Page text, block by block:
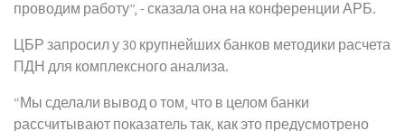
проводим работу”, - сказала она на конференции АРБ.
ЦБР запросил у 30 крупнейших банков методики расчета
ПДН для комплексного анализа.
“Мы сделали вывод о том, что в целом банки
рассчитывают показатель так, как это предусмотрено